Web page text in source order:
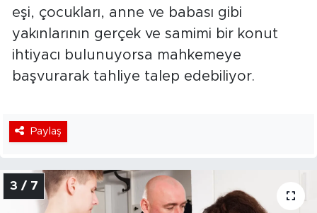
eşi, çocukları, anne ve babası gibi
yakınlarının gerçek ve samimi bir konut
ihtiyacı bulunuyorsa mahkemeye
başvurarak tahliye talep edebiliyor.
Paylaş
3 / 7